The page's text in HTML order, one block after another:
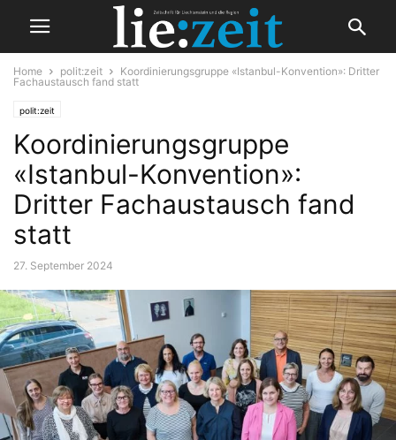
Home polit:zeit
Koordinierungsgruppe «Istanbul-Konvention»: Dritter
Fachaustausch fand statt
polit:zeit
Koordinierungsgruppe
«Istanbul-Konvention»:
Dritter Fachaustausch fand
statt
27. September 2024